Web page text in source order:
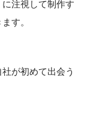
注視して制作す
す。
が初めて出会う